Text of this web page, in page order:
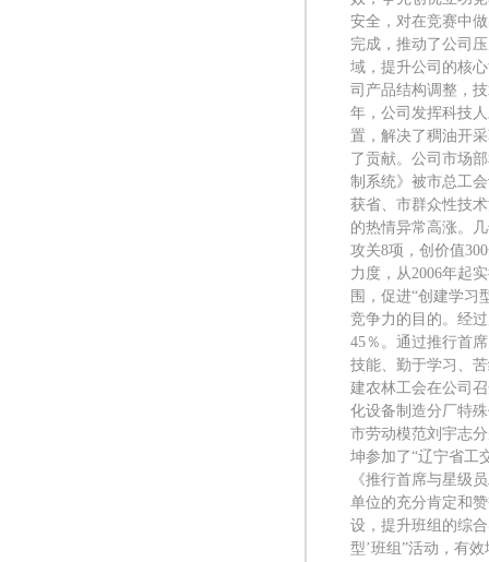
安全，对在竞赛中
完成，推动了公司
域，提升公司的核
司产品结构调整，
年，公司发挥科技
置，解决了稠油开
了贡献。公司市场
制系统》被市总工
获省、市群众性技
的热情异常高涨。
攻关8项，创价值
力度，从2006年起
围，促进“创建学习
竞争力的目的。经
45％。通过推行首
技能、勤于学习、
建农林工会在公司
化设备制造分厂特
市劳动模范刘宇志
坤参加了“辽宁省工
《推行首席与星级
单位的充分肯定和
设，提升班组的综
型’班组”活动，有